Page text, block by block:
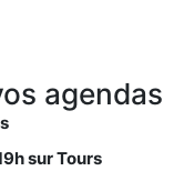
agendas
sur Tours